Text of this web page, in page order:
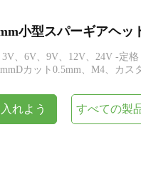
小型スパーギアヘッ
、6V、9V、12V、24V -定
カット0.5mm、M4、カス
れよう すべての製